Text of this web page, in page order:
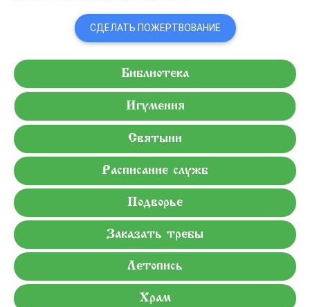
СДЕЛАТЬ ПОЖЕРТВОВАНИЕ
Библиотека
Игумения
Святыни
Расписание служб
Подворье
Заказать требы
Летопись
Храм